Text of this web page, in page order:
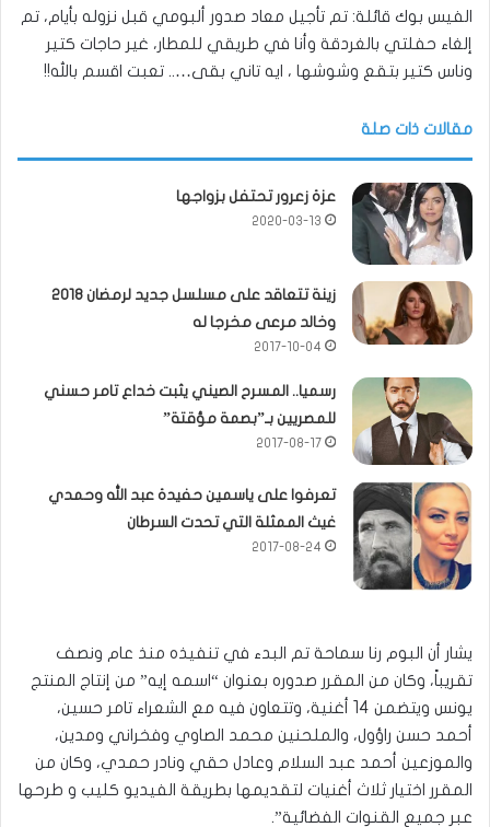
الفيس بوك قائلة: تم تأجيل معاد صدور ألبومي قبل نزوله بأيام، تم
إلغاء حفلتي بالغردقة وأنا في طريقي للمطار، غير حاجات كتير
وناس كتير بتقع وشوشها ، ايه تاني بقى….. تعبت اقسم بالله!!
مقالات ذات صلة
عزة زعرور تحتفل بزواجها
2020-03-13
زينة تتعاقد على مسلسل جديد لرمضان 2018
وخالد مرعى مخرجا له
2017-10-04
رسميا.. المسرح الصيني يثبت خداع تامر حسني
للمصريين بـ”بصمة مؤقتة”
2017-08-17
تعرفوا على ياسمين حفيدة عبد الله وحمدي
غيث الممثلة التي تحدت السرطان
2017-08-24
يشار أن البوم رنا سماحة تم البدء في تنفيذه منذ عام ونصف
تقريباً، وكان من المقرر صدوره بعنوان “اسمه إيه” من إنتاج المنتج
يونس ويتضمن 14 أغنية، وتتعاون فيه مع الشعراء تامر حسين،
أحمد حسن راؤول، والملحنين محمد الصاوي وفخراني ومدين،
والموزعين أحمد عبد السلام وعادل حقي ونادر حمدي، وكان من
المقرر اختيار ثلاث أغنيات لتقديمها بطريقة الفيديو كليب و طرحها
عبر جميع القنوات الفضائية”.